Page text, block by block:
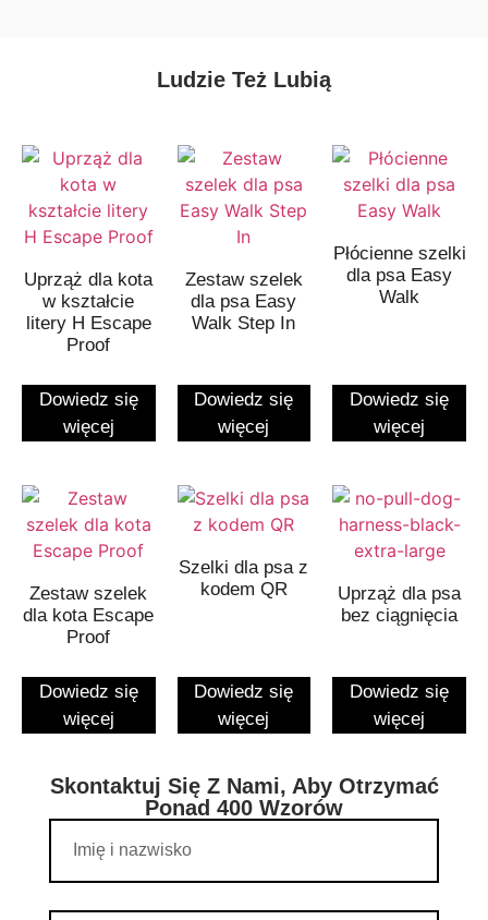
Ludzie Też Lubią
Uprząż dla kota
w kształcie
litery H Escape
Proof
Dowiedz się
więcej
Zestaw szelek
dla psa Easy
Walk Step In
Dowiedz się
więcej
Płócienne szelki
dla psa Easy
Walk
Dowiedz się
więcej
Zestaw szelek
dla kota Escape
Proof
Dowiedz się
więcej
Szelki dla psa z
kodem QR
Dowiedz się
więcej
Uprząż dla psa
bez ciągnięcia
Dowiedz się
więcej
Skontaktuj Się Z Nami, Aby Otrzymać
Ponad 400 Wzorów